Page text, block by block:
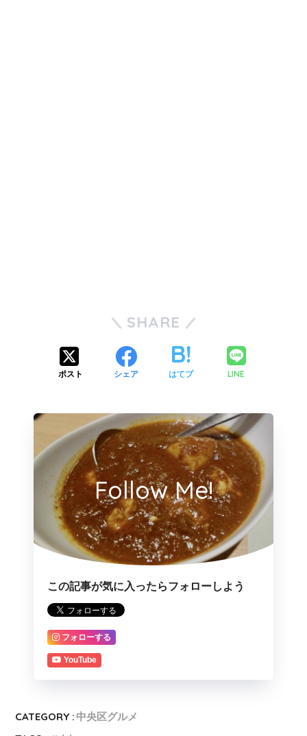
SHARE
ポスト シェア はてブ LINE
Follow Me!
この記事が気に入ったらフォローしよう
フォローする
YouTube
CATEGORY : 中央区グルメ